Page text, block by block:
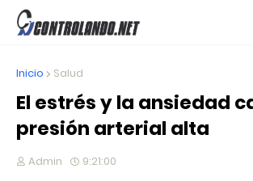
Inicio Salud
El estrés y la ansiedad
presión arterial alta
Admin 9:21:00